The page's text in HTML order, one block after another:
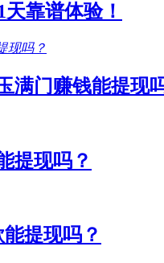
靠谱体验！
满门赚钱能提现
提现吗？
提现吗？